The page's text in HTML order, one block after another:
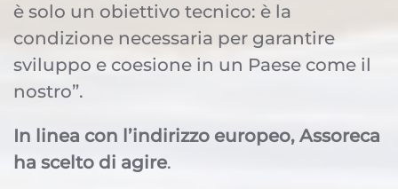
è solo un obiettivo tecnico: è la
condizione necessaria per garantire
sviluppo e coesione in un Paese come il
nostro”.
In linea con l’indirizzo europeo, Assoreca
ha scelto di agire.